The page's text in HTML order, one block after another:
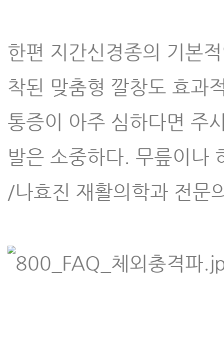
한편 지간신경종의 기본
착된 맞춤형 깔창도 효과
통증이 아주 심하다면 주
발은 소중하다. 무릎이나
/나효진 재활의학과 전문